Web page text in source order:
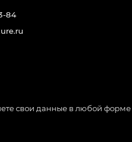
84
свои данные в любой